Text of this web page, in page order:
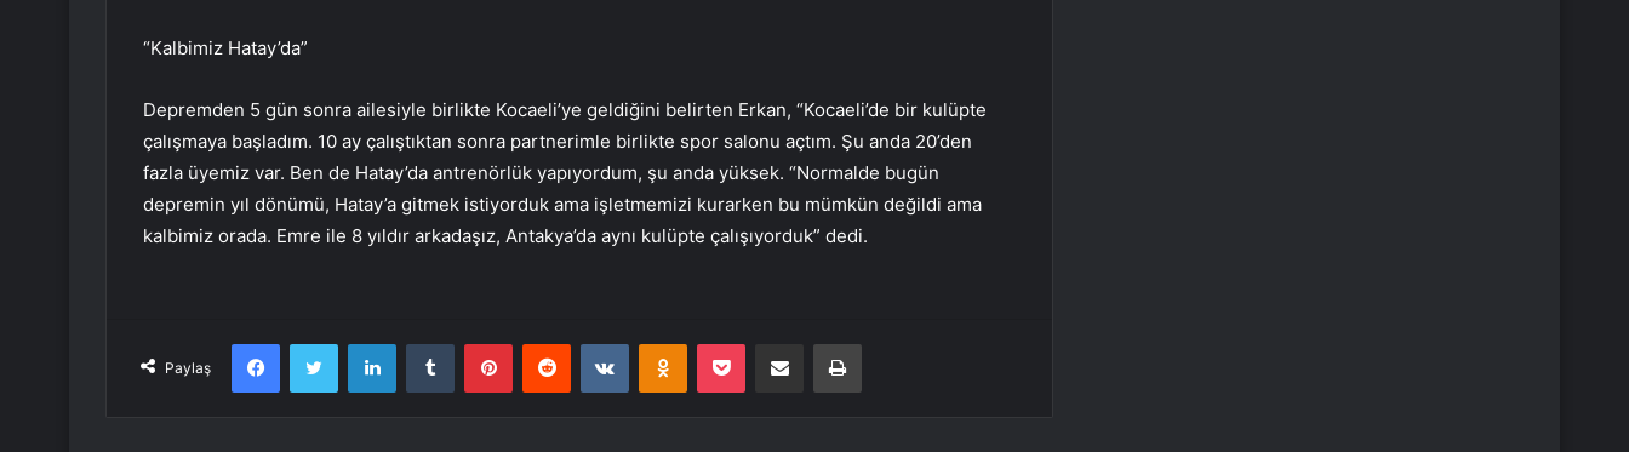
“Kalbimiz Hatay’da”
Depremden 5 gün sonra ailesiyle birlikte Kocaeli’ye geldiğini belirten Erkan, “Kocaeli’de bir kulüpte
çalışmaya başladım. 10 ay çalıştıktan sonra partnerimle birlikte spor salonu açtım. Şu anda 20’den
fazla üyemiz var. Ben de Hatay’da antrenörlük yapıyordum, şu anda yüksek. “Normalde bugün
depremin yıl dönümü, Hatay’a gitmek istiyorduk ama işletmemizi kurarken bu mümkün değildi ama
kalbimiz orada. Emre ile 8 yıldır arkadaşız, Antakya’da aynı kulüpte çalışıyorduk” dedi.
Paylaş
FacebookTwitter LinkedInTumblr PinterestReddit VKontakteOdnoklassniki
Pocket E-Posta ile paylaş Yazdır